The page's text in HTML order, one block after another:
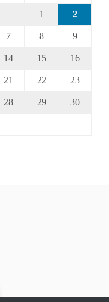
1 2
7 8 9
14 15 16
21 22 23
28 29 30